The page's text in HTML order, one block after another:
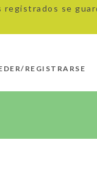
se
REGISTRARSE